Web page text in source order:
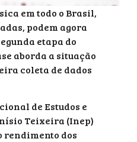
em todo o Brasil,
podem agora
etapa do
aborda a situação
coleta de dados
de Estudos e
Teixeira (Inep)
rendimento dos